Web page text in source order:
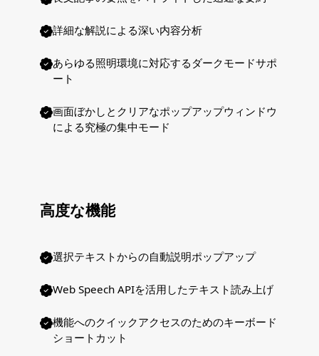
詳細な解説による深い内容分析
あらゆる照明環境に対応するダークモードサポ
ート
画面ぼかしとクリアなポップアップウィンドウ
による究極の集中モード
高度な機能
選択テキストからの自動説明ポップアップ
Web Speech APIを活用したテキスト読み上げ
機能へのクイックアクセスのためのキーボード
ショートカット